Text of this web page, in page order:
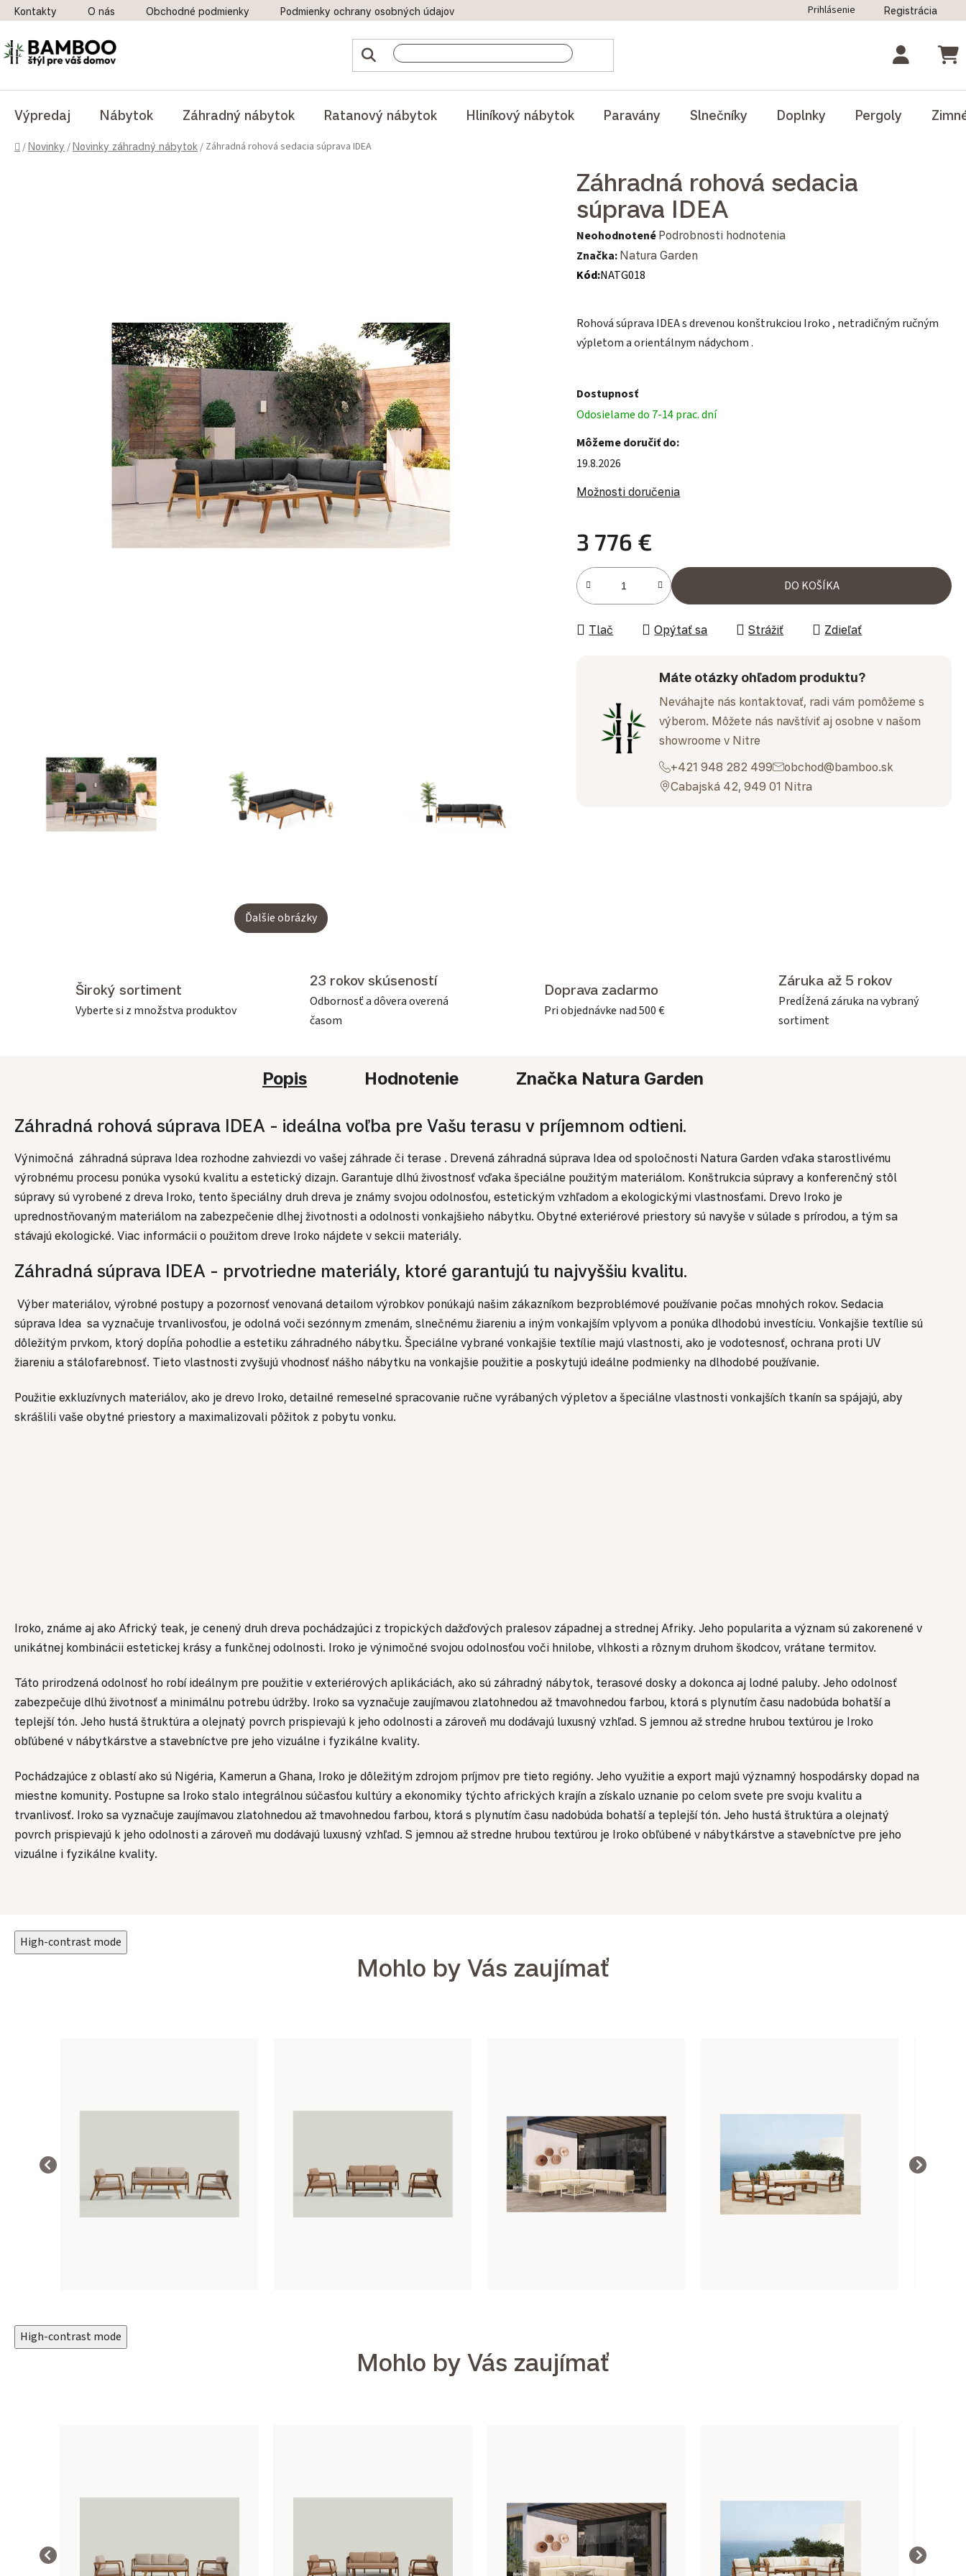
Prejsť na obsah
Kontakty O nás Obchodné podmienky Podmienky ochrany osobných údajov Odstúpenie od zmluvy
Prihlásenie Registrácia
Výpredaj Nábytok Záhradný nábytok Ratanový nábytok Hliníkový nábytok Paravány Slnečníky Doplnky Pergoly
Domov
/Novinky /Novinky záhradný nábytok / Záhradná rohová sedacia súprava IDEA
Záhradná rohová sedacia
súprava IDEA
Priemerné hodnotenie produktu je 0,0 z 5 hviezdičiek.
Neohodnotené Podrobnosti hodnotenia
Značka: Natura Garden
Kód:NATG018
Rohová súprava IDEA s drevenou konštrukciou Iroko , netradičným ručným
výpletom a orientálnym nádychom .
Dostupnosť
Odosielame do 7-14 prac. dní
Môžeme doručiť do:
19.8.2026
Možnosti doručenia
3 776 €
Jednotková cena:
DO KOŠÍKA
Tlač Opýtať sa Strážiť Zdieľať
Máte otázky ohľadom produktu?
Neváhajte nás kontaktovať, radi vám pomôžeme s
výberom. Môžete nás navštíviť aj osobne v našom
showroome v Nitre
+421 948 282 499
obchod@bamboo.sk
Cabajská 42, 949 01 Nitra
Ďalšie obrázky
Široký sortiment
Vyberte si z množstva produktov
23 rokov skúseností
Odbornosť a dôvera overená
časom
Doprava zadarmo
Pri objednávke nad 500 €
Záruka až 5 rokov
Predĺžená záruka na vybraný
sortiment
Popis Hodnotenie Značka Natura Garden
Záhradná rohová súprava IDEA - ideálna voľba pre Vašu terasu v príjemnom odtieni.
Výnimočná záhradná súprava Idea rozhodne zahviezdi vo vašej záhrade či terase . Drevená záhradná súprava Idea od spoločnosti Natura Garden vďaka starostlivému
výrobnému procesu ponúka vysokú kvalitu a estetický dizajn. Garantuje dlhú živostnosť vďaka špeciálne použitým materiálom. Konštrukcia súpravy a konferenčný stôl
súpravy sú vyrobené z dreva Iroko, tento špeciálny druh dreva je známy svojou odolnosťou, estetickým vzhľadom a ekologickými vlastnosťami. Drevo Iroko je
uprednostňovaným materiálom na zabezpečenie dlhej životnosti a odolnosti vonkajšieho nábytku. Obytné exteriérové priestory sú navyše v súlade s prírodou, a tým sa
stávajú ekologické. Viac informácii o použitom dreve Iroko nájdete v sekcii materiály.
Záhradná súprava IDEA - prvotriedne materiály, ktoré garantujú tu najvyššiu kvalitu.
Výber materiálov, výrobné postupy a pozornosť venovaná detailom výrobkov ponúkajú našim zákazníkom bezproblémové používanie počas mnohých rokov. Sedacia
súprava Idea sa vyznačuje trvanlivosťou, je odolná voči sezónnym zmenám, slnečnému žiareniu a iným vonkajším vplyvom a ponúka dlhodobú investíciu. Vonkajšie textílie sú
dôležitým prvkom, ktorý dopĺňa pohodlie a estetiku záhradného nábytku. Špeciálne vybrané vonkajšie textílie majú vlastnosti, ako je vodotesnosť, ochrana proti UV
žiareniu a stálofarebnosť. Tieto vlastnosti zvyšujú vhodnosť nášho nábytku na vonkajšie použitie a poskytujú ideálne podmienky na dlhodobé používanie.
Použitie exkluzívnych materiálov, ako je drevo Iroko, detailné remeselné spracovanie ručne vyrábaných výpletov a špeciálne vlastnosti vonkajších tkanín sa spájajú, aby
skrášlili vaše obytné priestory a maximalizovali pôžitok z pobytu vonku.
Iroko, známe aj ako Africký teak, je cenený druh dreva pochádzajúci z tropických dažďových pralesov západnej a strednej Afriky. Jeho popularita a význam sú zakorenené v
unikátnej kombinácii estetickej krásy a funkčnej odolnosti. Iroko je výnimočné svojou odolnosťou voči hnilobe, vlhkosti a rôznym druhom škodcov, vrátane termitov.
Táto prirodzená odolnosť ho robí ideálnym pre použitie v exteriérových aplikáciách, ako sú záhradný nábytok, terasové dosky a dokonca aj lodné paluby. Jeho odolnosť
zabezpečuje dlhú životnosť a minimálnu potrebu údržby. Iroko sa vyznačuje zaujímavou zlatohnedou až tmavohnedou farbou, ktorá s plynutím času nadobúda bohatší a
teplejší tón. Jeho hustá štruktúra a olejnatý povrch prispievajú k jeho odolnosti a zároveň mu dodávajú luxusný vzhľad. S jemnou až stredne hrubou textúrou je Iroko
obľúbené v nábytkárstve a stavebníctve pre jeho vizuálne i fyzikálne kvality.
Pochádzajúce z oblastí ako sú Nigéria, Kamerun a Ghana, Iroko je dôležitým zdrojom príjmov pre tieto regióny. Jeho využitie a export majú významný hospodársky dopad na
miestne komunity. Postupne sa Iroko stalo integrálnou súčasťou kultúry a ekonomiky týchto afrických krajín a získalo uznanie po celom svete pre svoju kvalitu a
trvanlivosť. Iroko sa vyznačuje zaujímavou zlatohnedou až tmavohnedou farbou, ktorá s plynutím času nadobúda bohatší a teplejší tón. Jeho hustá štruktúra a olejnatý
povrch prispievajú k jeho odolnosti a zároveň mu dodávajú luxusný vzhľad. S jemnou až stredne hrubou textúrou je Iroko obľúbené v nábytkárstve a stavebníctve pre jeho
vizuálne i fyzikálne kvality.
High-contrast mode
Mohlo by Vás zaujímať
High-contrast mode
Mohlo by Vás zaujímať